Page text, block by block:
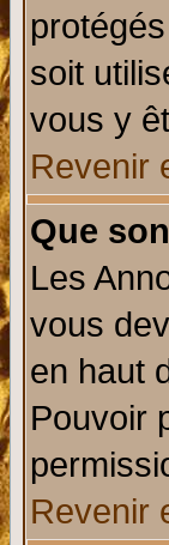
soit
vous y
Revenir
Que
Les
vous
en haut
Pouvoir
Revenir